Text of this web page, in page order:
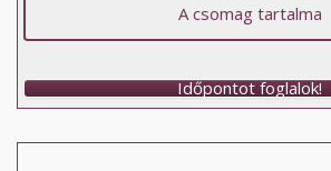
A csomag tartalma
Időpontot foglalok!